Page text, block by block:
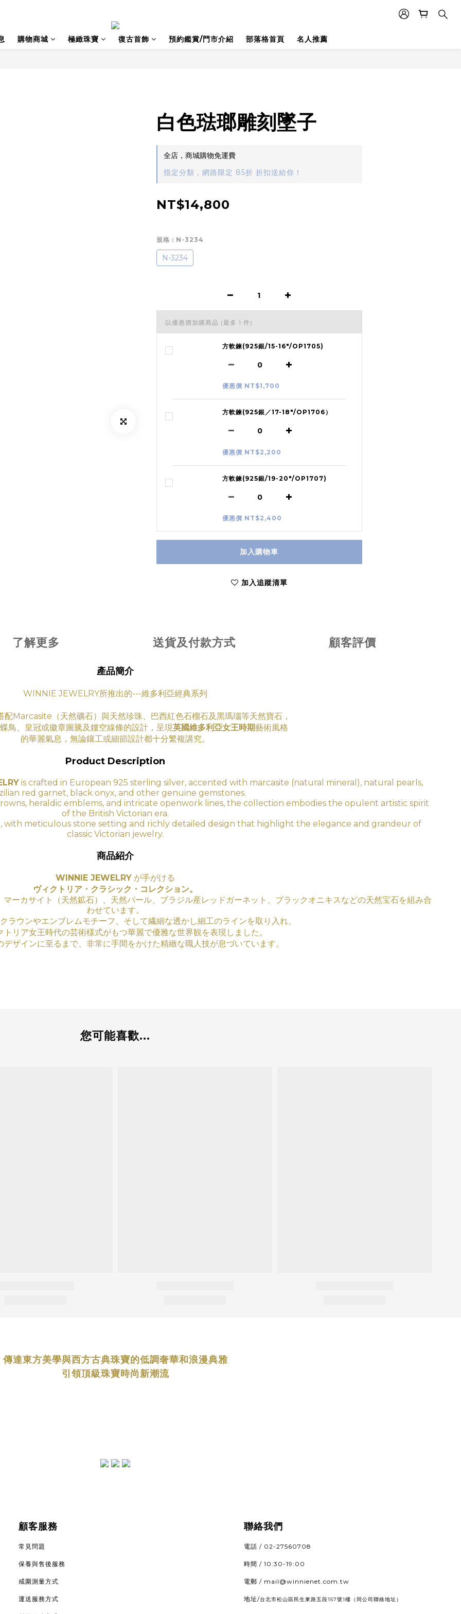
購物商城 極緻珠寶 復古首飾 預約鑑賞/門市介紹 部落格首頁 名人推薦
白色琺瑯雕刻墜子
全店，商城購物免運費
指定分類，網路限定 85折 折扣送給你！
NT$14,800
規格 : N-3234
N-3234
以優惠價加購商品 (最多 1 件)
方軟鍊(925銀/15-16"/OP1705)
優惠價 NT$1,700
方軟鍊(925銀／17-18"/OP1706）
優惠價 NT$2,200
方軟鍊(925銀/19-20"/OP1707)
優惠價 NT$2,400
加入購物車
加入追蹤清單
了解更多 送貨及付款方式 顧客評價
產品簡介
WINNIE JEWELRY所推出的---維多利亞經典系列
配Marcasite（天然礦石）與天然珍珠、巴西紅色石榴石及黑瑪瑙等天然寶石，
鳥、皇冠或徽章圖騰及鏤空線條的設計，呈現英國維多利亞女王時期藝術風格
的華麗氣息 ，無論鑲工或細節設計都十分繁複講究。
Product Description
is crafted in European 925 sterling silver, accented with marcasite (natural mineral), natural pearls,
red garnet, black onyx, and other genuine gemstones.
heraldic emblems, and intricate openwork lines, the collection embodies the opulent artistic spirit
of the British Victorian era.
with meticulous stone setting and richly detailed design that highlight the elegance and grandeur of
classic Victorian jewelry.
商品紹介
WINNIE JEWELRY が手がける
ヴィクトリア・クラシック・コレクション。
ーカサイト（天然鉱石）、天然パール、ブラジル産レッドガーネット、ブラックオニキスなどの天然宝石を組み合
わせています。
ラウンやエンブレムモチーフ、そして繊細な透かし細工のラインを取り入れ、
トリア女王時代の芸術様式がもつ華麗で優雅な世界観を表現しました。
デザインに至るまで、非常に手間をかけた精緻な職人技が息づいています。
您可能喜歡...
傳達東方美學與西方古典珠寶的低調奢華和浪漫典雅
引領頂級珠寶時尚新潮流
顧客服務
常見問題
保養與售後服務
戒圍測量方式
運送服務方式
聯絡我們
電話 / 02-27560708
時間 / 10:30-19:00
電郵 / mail@winnienet.com.tw
地址/台北市松山區民生東路五段157號1樓 （同公司聯絡地址）